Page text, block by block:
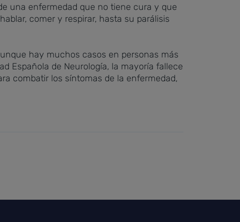
una enfermedad que no tiene cura y que
comer y respirar, hasta su parálisis
hay muchos casos en personas más
Española de Neurología, la mayoría fallece
combatir los síntomas de la enfermedad,